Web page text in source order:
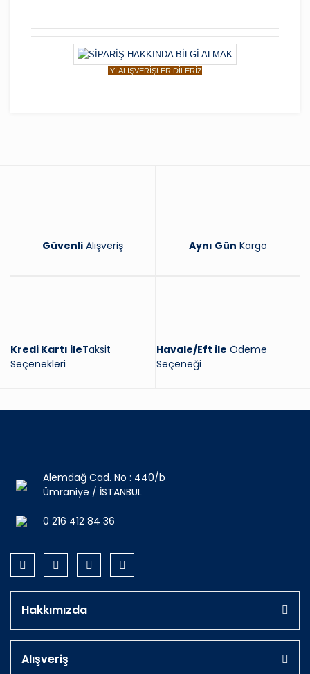
İYİ ALIŞVERİŞLER DİLERİZ
Güvenli Alışveriş Aynı Gün Kargo
Kredi Kartı ileTaksit
Seçenekleri
Havale/Eft ile Ödeme
Seçeneği
Alemdağ Cad. No : 440/b
Ümraniye / İSTANBUL
0 216 412 84 36
Hakkımızda
Alışveriş